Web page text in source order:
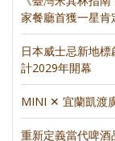
家餐廳首獲一星
日本威士忌新地
計2029年開幕
MINI ✕ 宜蘭凱渡
重新定義當代啤